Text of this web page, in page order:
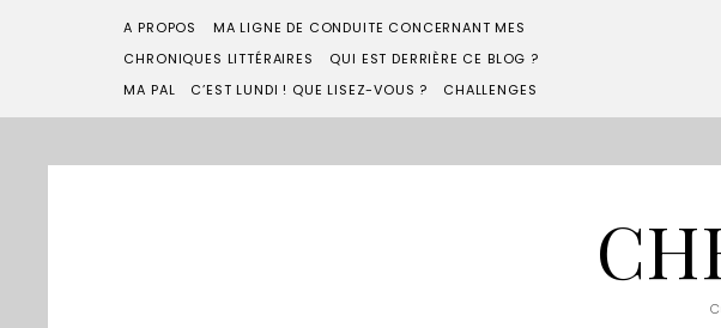
A PROPOS
MA LIGNE DE CONDUITE CONCERNANT MES
CHRONIQUES LITTÉRAIRES
QUI EST DERRIÈRE CE BLOG ?
MA PAL
C’EST LUNDI ! QUE LISEZ-VOUS ? CHALLENGES